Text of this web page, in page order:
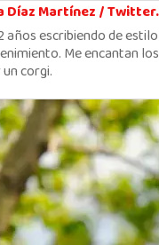
Díaz Martínez /
años escribiendo de
Me encantan
corgi.